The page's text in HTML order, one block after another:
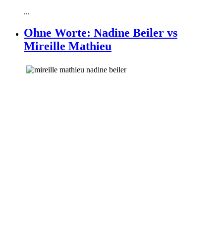
...
Ohne Worte: Nadine Beiler vs
Mireille Mathieu